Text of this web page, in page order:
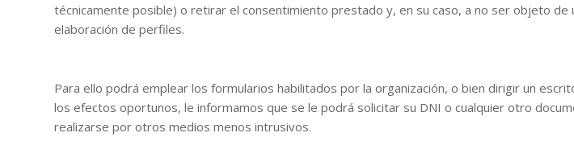
técnicamente posible) o retirar el consentimiento prestado y, en su caso, a no ser objeto
elaboración de perfiles.
Para ello podrá emplear los formularios habilitados por la organización, o bien dirigir un
los efectos oportunos, le informamos que se le podrá solicitar su DNI o cualquier otro
realizarse por otros medios menos intrusivos.